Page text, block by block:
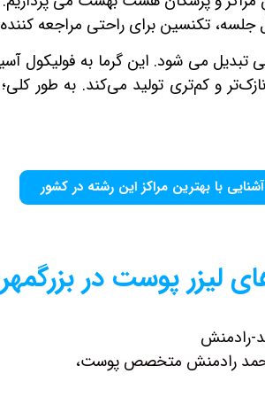
جلسه، تکنسین برای راحتی مراجعه
تبدیل می شود. این گرما به
و کم‌تری تولید می‌کند. به طور
با بهترین مراکز این رشته در کشور
لیزر پوست در
رادمنش متخصص پوست،